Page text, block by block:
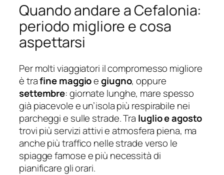
Quando andare a Cefalonia:
periodo migliore e cosa
aspettarsi
Per molti viaggiatori il compromesso migliore
è trafine maggioegiugno, oppure
settembre: giornate lunghe, mare spesso
già piacevole e un’isola più respirabile nei
parcheggi e sulle strade. Tra luglio e agosto
trovi più servizi attivi e atmosfera piena, ma
anche più traffico nelle strade verso le
spiagge famose e più necessità di
pianificare gli orari.